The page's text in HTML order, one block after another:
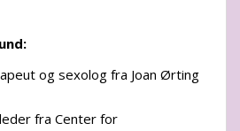
og sexolog fra Joan Ørting
fra Center for